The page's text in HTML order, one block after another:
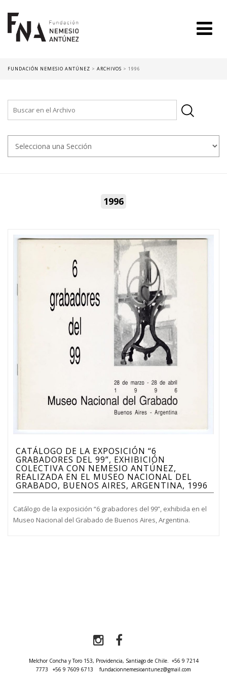
FUNDACIÓN NEMESIO ANTÚNEZ > ARCHIVOS > 1996
1996
CATÁLOGO DE LA EXPOSICIÓN “6
GRABADORES DEL 99”, EXHIBICIÓN
COLECTIVA CON NEMESIO ANTÚNEZ,
REALIZADA EN EL MUSEO NACIONAL DEL
GRABADO, BUENOS AIRES, ARGENTINA, 1996
Catálogo de la exposición “6 grabadores del 99”, exhibida en el
Museo Nacional del Grabado de Buenos Aires, Argentina.
Melchor Concha y Toro 153, Providencia, Santiago de Chile. +56 9 7214
7773
+56 9 7609 6713
fundacionnemesioantunez@gmail.com